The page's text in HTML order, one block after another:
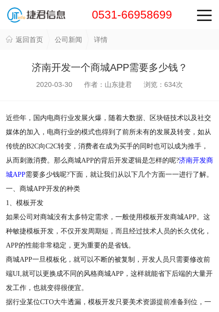
0531-66958699
返回首页 公司新闻 详情
济南开发一个商城APP需要多少钱？
2020-03-30 作者：山东捷君 浏览： 634次
近些年，国内电商行业发展火爆，随着大数据、区块链技术以及社交
媒体的加入，电商行业的模式也得到了前所未有的发展及转变，如从
传统的B2C向C2C转变，消费者在成为买手的同时也可以成为推手，
从而刺激消费。那么商城APP的背后开发逻辑是怎样的呢?济南开发商
城APP需要多少钱呢?下面，就让我们从以下几个方面一一进行了解。
一、商城APP开发的种类
1、模板开发
如果公司对商城没有太多特定需求，一般使用模板开发商城APP。这
种敏捷模板开发，不仅开发周期短，而且经过技术人员的长久优化，
APP的性能非常稳定，更为重要的是省钱。
商城APP一旦模板化，就可以不断的被复制，开发人员只需要修改前
端UI,就可以更换成不同的风格商城APP，这样就能省下后端的大量开
发工作，也就变得很便宜。
据行业某位CTO大牛透漏，模板开发只要美术资源提前准备到位，一